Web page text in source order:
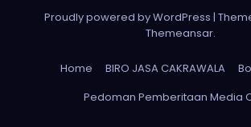
Proudly powered by WordPress |
Themeansar.
Home BIRO JASA CAKRAWALA
Pedoman Pemberitaan Media